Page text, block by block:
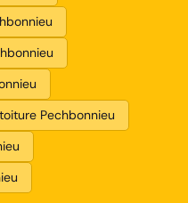
Pechbonnieu